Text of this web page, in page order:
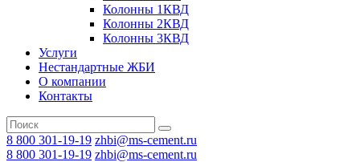
Колонны 1КВД
Колонны 2КВД
Колонны 3КВД
Услуги
Нестандартные ЖБИ
О компании
Контакты
8 800 301-19-19 zhbi@ms-cement.ru
8 800 301-19-19 zhbi@ms-cement.ru